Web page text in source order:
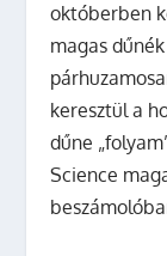
októberben
magas
keresztül a
dűne
Science